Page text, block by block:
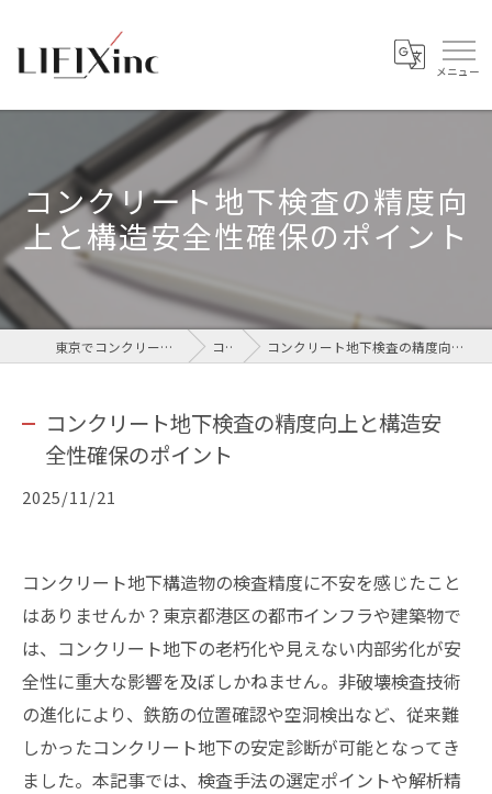
コンクリート地下検査の精度向
上と構造安全性確保のポイント
東京でコンクリートなら株式会社LIFIX コラム コンクリート地下検査の精度向上と構造安全性確保のポイント
コンクリート地下検査の精度向上と構造安
全性確保のポイント
2025/11/21
コンクリート地下構造物の検査精度に不安を感じたこと
はありませんか？東京都港区の都市インフラや建築物で
は、コンクリート地下の老朽化や見えない内部劣化が安
全性に重大な影響を及ぼしかねません。非破壊検査技術
の進化により、鉄筋の位置確認や空洞検出など、従来難
しかったコンクリート地下の安定診断が可能となってき
ました。本記事では、検査手法の選定ポイントや解析精